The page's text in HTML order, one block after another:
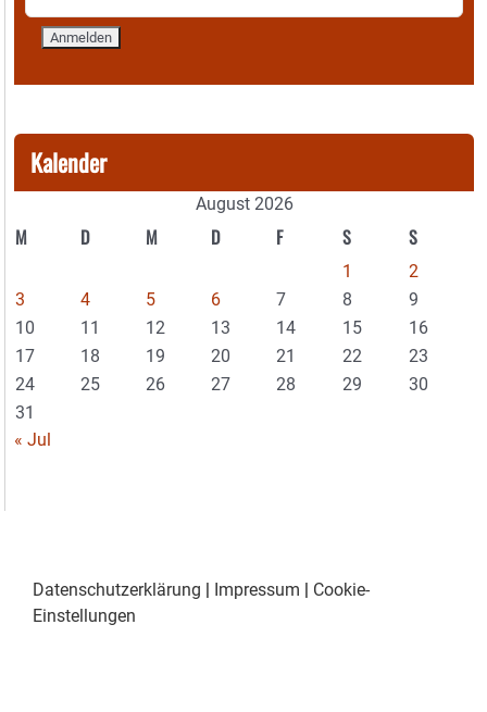
Kalender
August 2026
M D M D F S S
1
2
3
4 5 6 7 8
9
10
11 12 13 14 15
16
17
18 19 20 21 22
23
24
25 26 27 28 29
30
31
« Jul
Datenschutzerklärung Impressum
Cookie-
Einstellungen